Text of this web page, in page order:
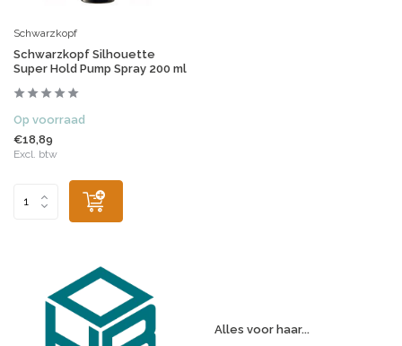
Schwarzkopf
Schwarzkopf Silhouette
Super Hold Pump Spray 200 ml
Op voorraad
€18,89
Excl. btw
Alles voor haar...